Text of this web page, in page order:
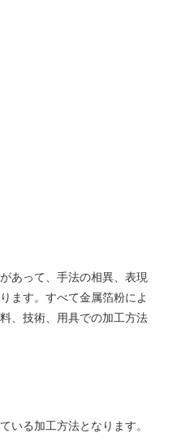
あって、手法の相異、表現
ます。すべて金属箔粉によ
、技術、用具での加工方法
いる加工方法となります。